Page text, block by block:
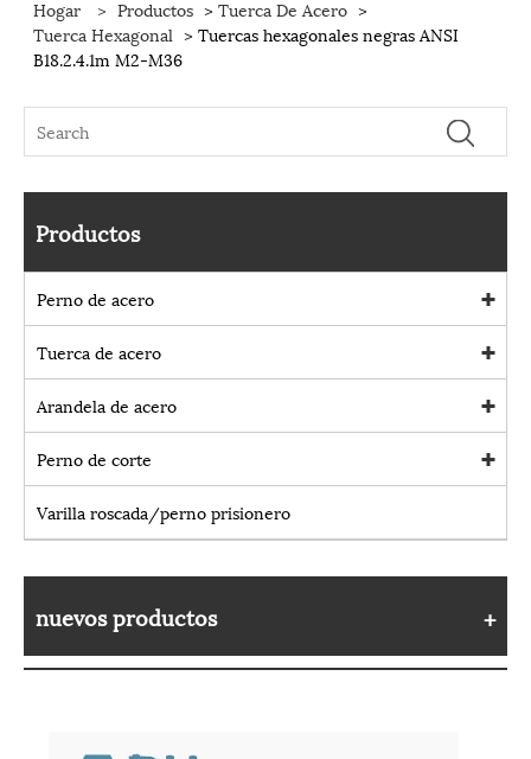
Hogar > Productos >Tuerca De Acero >
Tuerca Hexagonal > Tuercas hexagonales negras ANSI
B18.2.4.1m M2-M36
Productos
Perno de acero
Tuerca de acero
Arandela de acero
Perno de corte
Varilla roscada/perno prisionero
nuevos productos